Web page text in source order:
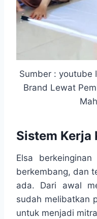
Sumber : youtube
Brand Lewat
Sistem Kerja
Elsa
berkembang, dan
ada. Dari awal
sudah melibatkan
untuk menjadi